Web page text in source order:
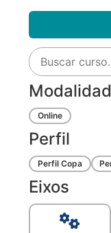
Online
Perfil
Perfil Copa
Eixos